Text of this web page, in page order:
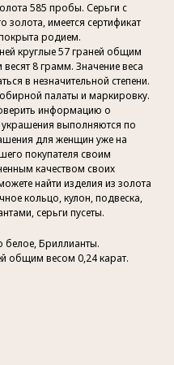
585 пробы. Серьги с
имеется сертификат
родием.
круглые 57 граней общим
8 грамм. Значение веса
в незначительной степени.
палаты и маркировку.
информацию о
выполняются по
для женщин уже на
покупателя своим
качеством своих
найти изделия из золота
кольцо, кулон, подвеска,
серьги пусеты.
белое, Бриллианты.
общим весом 0,24 карат.